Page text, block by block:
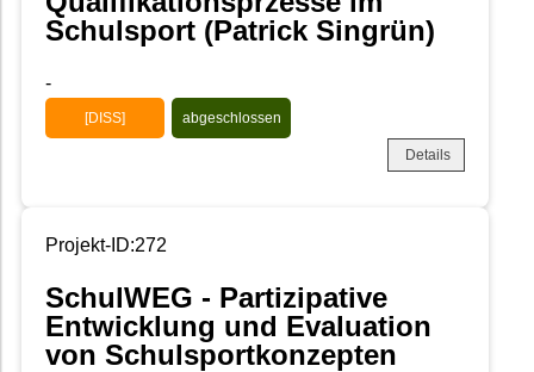
Schulsport (Patrick Singrün)
-
[DISS] abgeschlossen
Details
Projekt-ID:272
SchulWEG - Partizipative
Entwicklung und Evaluation
von Schulsportkonzepten